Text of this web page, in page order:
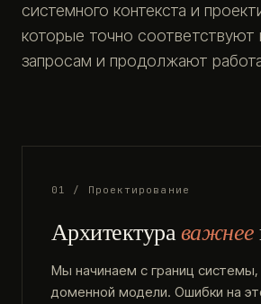
системного контекста и
которые точно соответствуют
запросам и продолжают
01 / Проектирование
Архитектураважнее
Мы начинаем с границ системы,
доменной модели. Ошибки на